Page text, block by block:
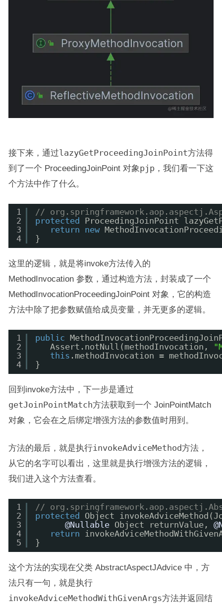
接下来，通过lazyGetProceedingJoinPoint方法得
到了一个 ProceedingJoinPoint 对象pjp，我们看一下这
个方法中作了什么。
1
2
3
4
//
protected
ProceedingJoinPoint
return
new
}
这里的逻辑，就是将invoke方法传入的
MethodInvocation 参数，通过构造方法，封装成了一个
MethodInvocationProceedingJoinPoint 对象，它的构造
方法中除了把参数赋值给成员变量，并无更多的逻辑。
1
2
3
4
public
Assert.notNull(methodInvocation,
this .methodInvocation =
}
回到invoke方法中，下一步是通过
getJoinPointMatch方法获取到一个 JoinPointMatch
对象，它会在之后绑定增强方法的参数值时用到。
方法的最后，就是执行invokeAdviceMethod方法，
从它的名字可以看出，这里就是执行增强方法的逻辑，
我们进入这个方法查看。
1
2
3
4
5
//
protected
Object
@Nullable Object returnValue,
return
}
这个方法的实现在父类 AbstractAspectJAdvice 中，方
法只有一句，就是执行
invokeAdviceMethodWithGivenArgs方法并返回结